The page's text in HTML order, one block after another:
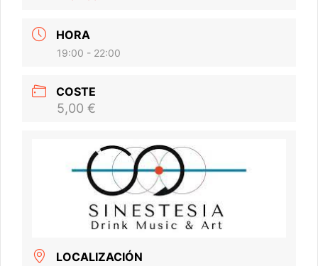
HORA
19:00 - 22:00
COSTE
5,00 €
LOCALIZACIÓN